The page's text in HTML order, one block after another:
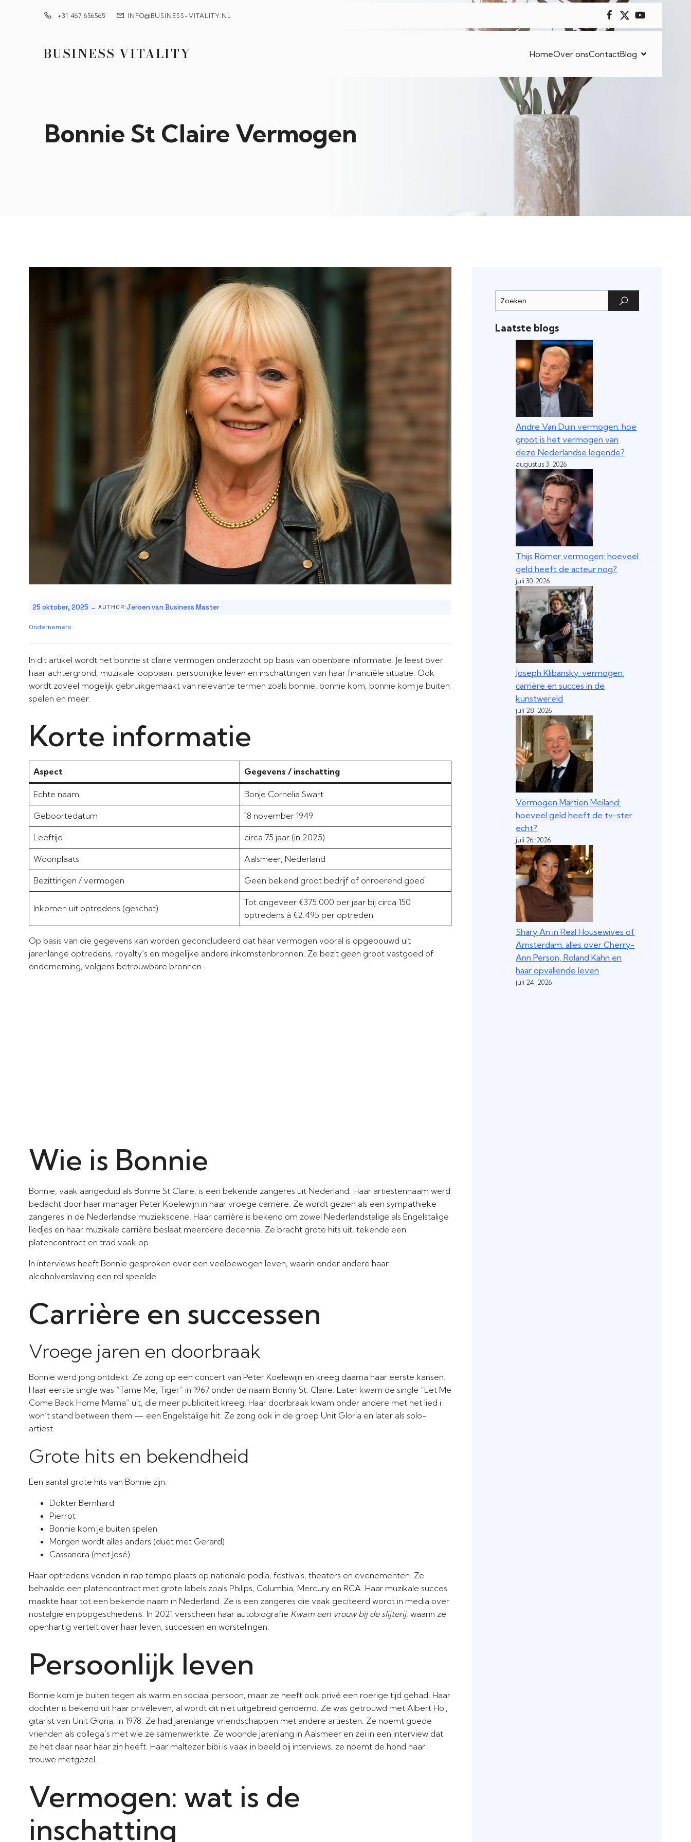
+31 467 656565 INFO@BUSINESS-VITALITY.NL
BUSINESS VITALITY HomeOver onsContactBlog
Bonnie St Claire Vermogen
25 oktober, 2025 - AUTHOR:Jeroen van Business Master
Ondernemers
In dit artikel wordt het bonnie st claire vermogen onderzocht op basis van openbare informatie. Je leest over
haar achtergrond, muzikale loopbaan, persoonlijke leven en inschattingen van haar financiële situatie. Ook
wordt zoveel mogelijk gebruikgemaakt van relevante termen zoals bonnie, bonnie kom, bonnie kom je buiten
spelen en meer.
Korte informatie
Aspect Gegevens / inschatting
Echte naam Bonje Cornelia Swart
Geboortedatum 18 november 1949
Leeftijd circa 75 jaar (in 2025)
Woonplaats Aalsmeer, Nederland
Bezittingen / vermogen Geen bekend groot bedrijf of onroerend goed
Inkomen uit optredens (geschat)
Tot ongeveer €375.000 per jaar bij circa 150
optredens à €2.495 per optreden
Op basis van die gegevens kan worden geconcludeerd dat haar vermogen vooral is opgebouwd uit
jarenlange optredens, royalty’s en mogelijke andere inkomstenbronnen. Ze bezit geen groot vastgoed of
onderneming, volgens betrouwbare bronnen.
Wie is Bonnie
Bonnie, vaak aangeduid als Bonnie St Claire, is een bekende zangeres uit Nederland. Haar artiestennaam werd
bedacht door haar manager Peter Koelewijn in haar vroege carrière. Ze wordt gezien als een sympathieke
zangeres in de Nederlandse muziekscene. Haar carrière is bekend om zowel Nederlandstalige als Engelstalige
liedjes en haar muzikale carrière beslaat meerdere decennia. Ze bracht grote hits uit, tekende een
platencontract en trad vaak op.
In interviews heeft Bonnie gesproken over een veelbewogen leven, waarin onder andere haar
alcoholverslaving een rol speelde.
Carrière en successen
Vroege jaren en doorbraak
Bonnie werd jong ontdekt. Ze zong op een concert van Peter Koelewijn en kreeg daarna haar eerste kansen.
Haar eerste single was “Tame Me, Tiger” in 1967 onder de naam Bonny St. Claire. Later kwam de single “Let Me
Come Back Home Mama” uit, die meer publiciteit kreeg. Haar doorbraak kwam onder andere met het lied i
won’t stand between them — een Engelstalige hit. Ze zong ook in de groep Unit Gloria en later als solo-
artiest.
Grote hits en bekendheid
Een aantal grote hits van Bonnie zijn:
Dokter Bernhard
Pierrot
Bonnie kom je buiten spelen
Morgen wordt alles anders (duet met Gerard)
Cassandra (met José)
Haar optredens vonden in rap tempo plaats op nationale podia, festivals, theaters en evenementen. Ze
behaalde een platencontract met grote labels zoals Philips, Columbia, Mercury en RCA. Haar muzikale succes
maakte haar tot een bekende naam in Nederland. Ze is een zangeres die vaak geciteerd wordt in media over
nostalgie en popgeschiedenis. In 2021 verscheen haar autobiografie Kwam een vrouw bij de slijterij, waarin ze
openhartig vertelt over haar leven, successen en worstelingen.
Persoonlijk leven
Bonnie kom je buiten tegen als warm en sociaal persoon, maar ze heeft ook privé een roerige tijd gehad. Haar
dochter is bekend uit haar privéleven, al wordt dit niet uitgebreid genoemd. Ze was getrouwd met Albert Hol,
gitarist van Unit Gloria, in 1978. Ze had jarenlange vriendschappen met andere artiesten. Ze noemt goede
vrienden als collega’s met wie ze samenwerkte. Ze woonde jarenlang in Aalsmeer en zei in een interview dat
ze het daar naar haar zin heeft. Haar maltezer bibi is vaak in beeld bij interviews, ze noemt de hond haar
trouwe metgezel.
Vermogen: wat is de
inschatting
Laatste blogs
Andre Van Duin vermogen: hoe
groot is het vermogen van
deze Nederlandse legende?
augustus 3, 2026
Thijs Römer vermogen: hoeveel
geld heeft de acteur nog?
juli 30, 2026
Joseph Klibansky: vermogen,
carrière en succes in de
kunstwereld
juli 28, 2026
Vermogen Martien Meiland:
hoeveel geld heeft de tv-ster
echt?
juli 26, 2026
Shary An in Real Housewives of
Amsterdam: alles over Cherry-
Ann Person, Roland Kahn en
haar opvallende leven
juli 24, 2026